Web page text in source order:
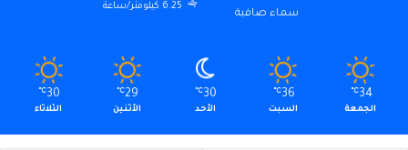
سماء صافية
6.25 كيلومتر/ساعة
34
℃
الجمعة
36
℃
السبت
30
℃
الأحد
29
℃
الأثنين
30
℃
الثلاثاء